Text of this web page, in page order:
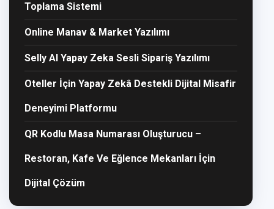
Toplama Sistemi
Online Manav & Market Yazılımı
Selly AI Yapay Zeka Sesli Sipariş Yazılımı
Oteller İçin Yapay Zekâ Destekli Dijital Misafir
Deneyimi Platformu
QR Kodlu Masa Numarası Oluşturucu –
Restoran, Kafe Ve Eğlence Mekanları İçin
Dijital Çözüm